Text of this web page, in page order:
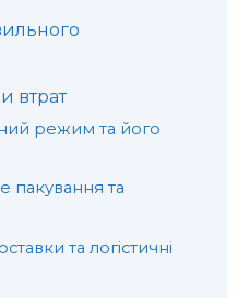
втрат
режим та його
пакування та
та логістичні